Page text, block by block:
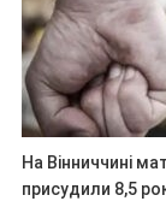
На Вінниччині
присудили 8,5